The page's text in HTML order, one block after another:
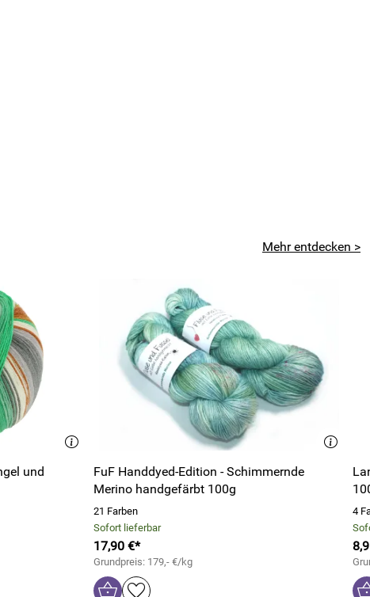
Mehr entdecken >
FuF Handdyed-Edition - Schimmernde
Merino handgefärbt 100g
21 Farben
Sofort lieferbar
17,90 €*
Grundpreis: 179,- €/kg
4